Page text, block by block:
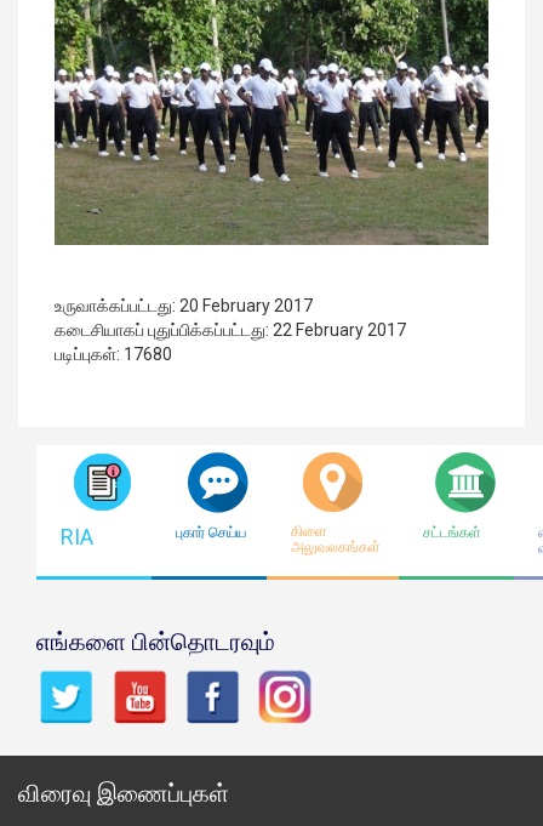
உருவாக்கப்பட்டது: 20 February 2017
கடைசியாகப் புதுப்பிக்கப்பட்டது: 22 February 2017
படிப்புகள்: 17680
RIA புகார் செய்ய
கிளை
அலுவலகங்கள்
சட்டங்கள்
எங்களை பின்தொடரவும்
விரைவு இணைப்புகள்